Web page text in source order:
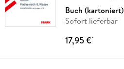
Buch (kartoniert)
Sofort lieferbar
17,95 €*